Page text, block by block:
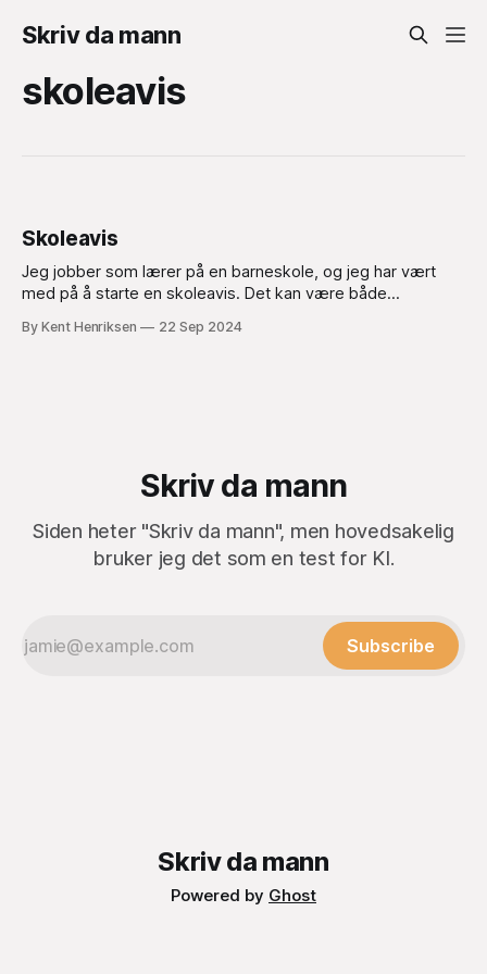
Skriv da mann
skoleavis
Skoleavis
Jeg jobber som lærer på en barneskole, og jeg har vært
med på å starte en skoleavis. Det kan være både
å utvikle seg innen kommunikasjon, kreativitet og
By Kent Henriksen 22 Sep 2024
Skriv da mann
Siden heter "Skriv da mann", men hovedsakelig
bruker jeg det som en test for KI.
Subscribe
Skriv da mann
Powered by Ghost